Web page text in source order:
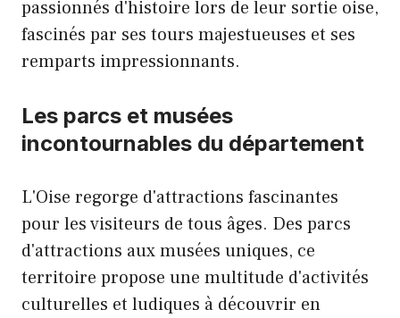
passionnés d'histoire lors de leur sortie oise,
fascinés par ses tours majestueuses et ses
remparts impressionnants.
Les parcs et musées
incontournables du département
L'Oise regorge d'attractions fascinantes
pour les visiteurs de tous âges. Des parcs
d'attractions aux musées uniques, ce
territoire propose une multitude d'activités
culturelles et ludiques à découvrir en